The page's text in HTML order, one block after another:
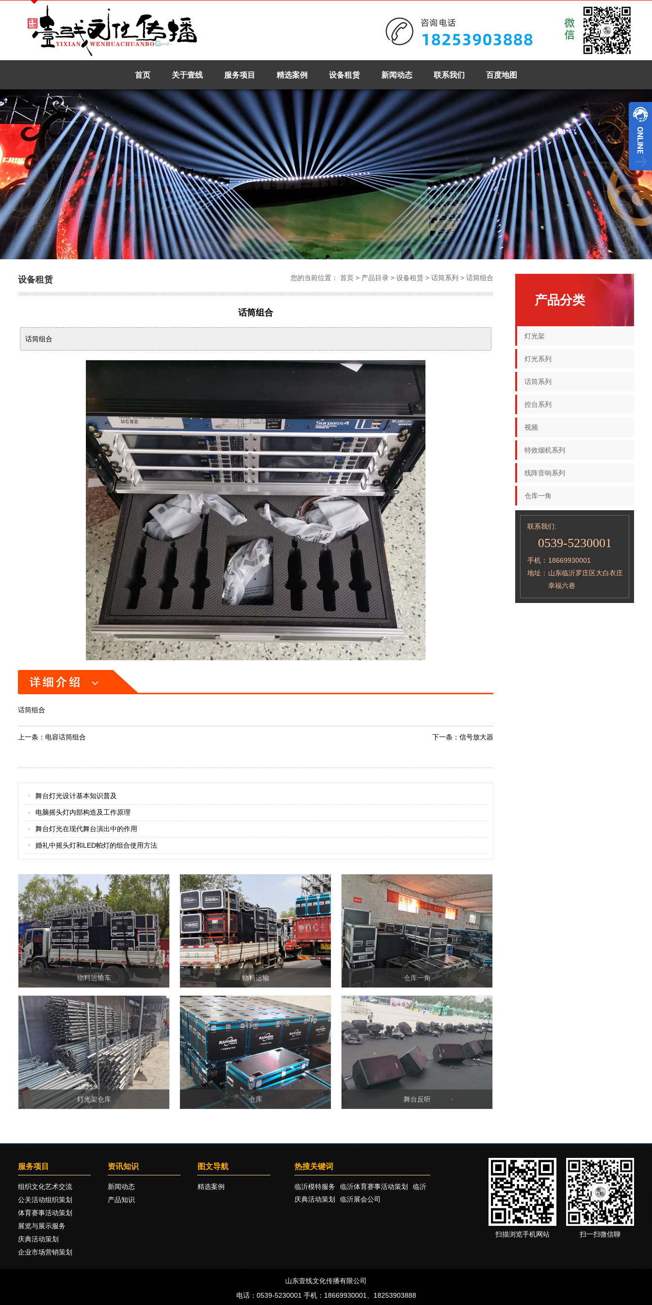
首页 关于壹线 服务项目 精选案例 设备租赁 新闻动态 联系我们 百度地图
产品分类
灯光架
灯光系列
话筒系列
控台系列
视频
特效烟机系列
线阵音响系列
仓库一角
联系我们:
0539-5230001
手机： 18669930001
地址： 山东临沂罗庄区大白衣庄
幸福六巷
设备租赁 您的当前位置： 首页 > 产品目录 > 设备租赁 > 话筒系列 > 话筒组合
话筒组合
话筒组合
话筒组合
下一条： 信号放大器
上一条： 电容话筒组合
· 舞台灯光设计基本知识普及
· 电脑摇头灯内部构造及工作原理
· 舞台灯光在现代舞台演出中的作用
· 婚礼中摇头灯和LED帕灯的组合使用方法
物料运输车 物料运输 仓库一角
灯光架仓库 仓库 舞台反听
服务项目
组织文化艺术交流
公关活动组织策划
体育赛事活动策划
展览与展示服务
庆典活动策划
企业市场营销策划
资讯知识
新闻动态
产品知识
图文导航
精选案例
热搜关键词
临沂模特服务 临沂体育赛事活动策划
临沂
庆典活动策划
临沂展会公司
扫描浏览手机网站 扫一扫微信聊
山东壹线文化传播有限公司
电话：0539-5230001 手机：18669930001、18253903888